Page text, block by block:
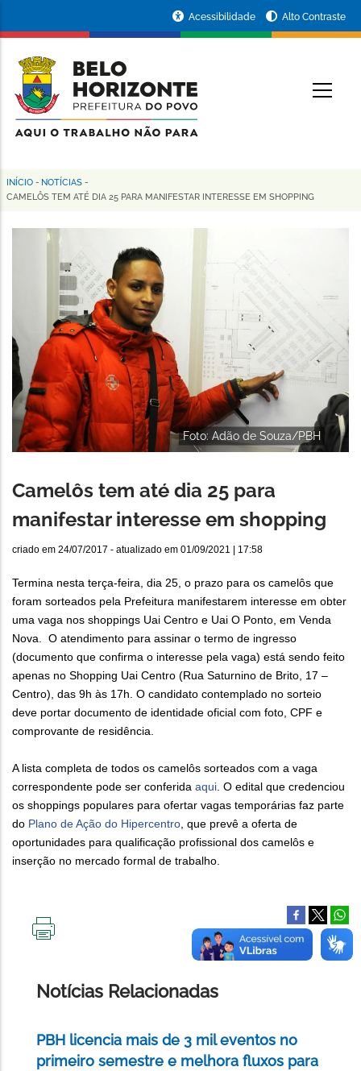
conteúdo
principal
da
Prefeitura
de
Horizonte
Acessibilidade Alto Contraste
Trilha
navegação
INÍCIO - NOTÍCIAS -
CAMELÔS TEM ATÉ DIA 25 PARA MANIFESTAR INTERESSE EM SHOPPING
Foto: Adão de Souza/PBH
Camelôs tem até dia 25 para
manifestar interesse em shopping
criado em 24/07/2017 - atualizado em 01/09/2021 | 17:58
Termina nesta terça-feira, dia 25, o prazo para os camelôs que
foram sorteados pela Prefeitura manifestarem interesse em obter
uma vaga nos shoppings Uai Centro e Uai O Ponto, em Venda
Nova. O atendimento para assinar o termo de ingresso
(documento que confirma o interesse pela vaga) está sendo feito
apenas no Shopping Uai Centro (Rua Saturnino de Brito, 17 –
Centro), das 9h às 17h. O candidato contemplado no sorteio
deve portar documento de identidade oficial com foto, CPF e
comprovante de residência.
A lista completa de todos os camelôs sorteados com a vaga
correspondente pode ser conferida aqui. O edital que credenciou
os shoppings populares para ofertar vagas temporárias faz parte
do Plano de Ação do Hipercentro, que prevê a oferta de
oportunidades para qualificação profissional dos camelôs e
inserção no mercado formal de trabalho.
Notícias Relacionadas
PBH licencia mais de 3 mil eventos no
primeiro semestre e melhora fluxos para